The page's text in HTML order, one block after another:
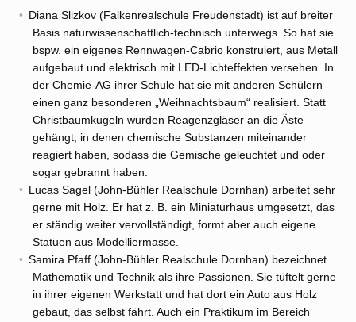
Diana Slizkov (Falkenrealschule Freudenstadt) ist auf breiter
Basis naturwissenschaftlich-technisch unterwegs. So hat sie
bspw. ein eigenes Rennwagen-Cabrio konstruiert, aus Metall
aufgebaut und elektrisch mit LED-Lichteffekten versehen. In
der Chemie-AG ihrer Schule hat sie mit anderen Schülern
einen ganz besonderen „Weihnachtsbaum“ realisiert. Statt
Christbaumkugeln wurden Reagenzgläser an die Äste
gehängt, in denen chemische Substanzen miteinander
reagiert haben, sodass die Gemische geleuchtet und oder
sogar gebrannt haben.
Lucas Sagel (John-Bühler Realschule Dornhan) arbeitet sehr
gerne mit Holz. Er hat z. B. ein Miniaturhaus umgesetzt, das
er ständig weiter vervollständigt, formt aber auch eigene
Statuen aus Modelliermasse.
Samira Pfaff (John-Bühler Realschule Dornhan) bezeichnet
Mathematik und Technik als ihre Passionen. Sie tüftelt gerne
in ihrer eigenen Werkstatt und hat dort ein Auto aus Holz
gebaut, das selbst fährt. Auch ein Praktikum im Bereich